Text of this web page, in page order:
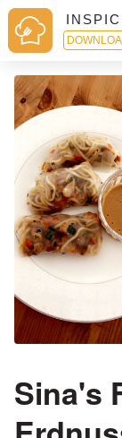
Sina's